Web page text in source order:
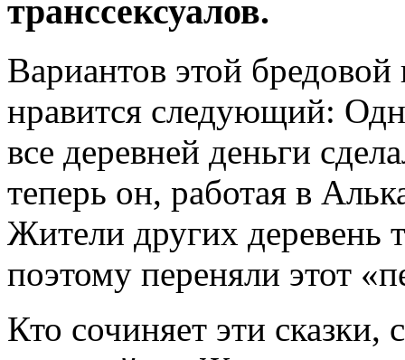
транссексуалов.
Вариантов этой
нравится следующий:
все деревней деньги
теперь он, работая в
Жители других деревень
поэтому переняли этот
Кто сочиняет эти